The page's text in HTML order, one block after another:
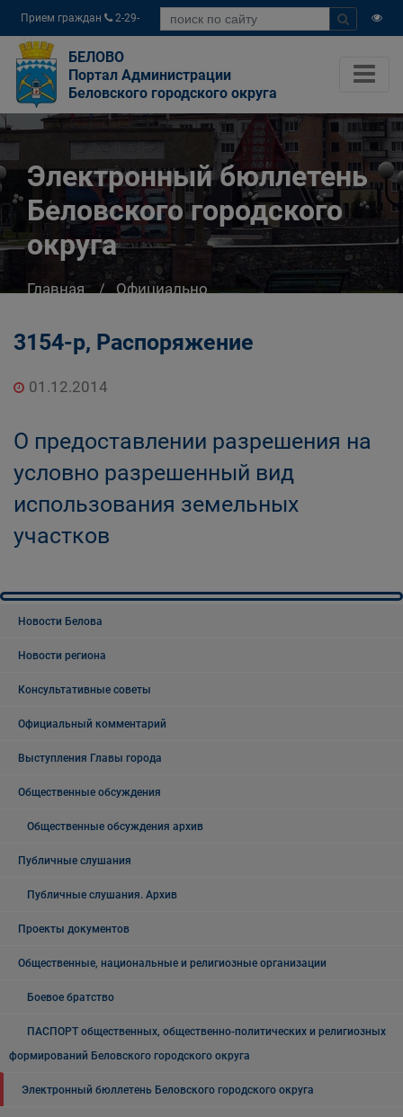
Прием граждан
2-29-
04
БЕЛОВО
Портал Администрации
Беловского городского округа
Электронный бюллетень
Беловского городского
округа
Главная
Официально
городского округа
3154-р, Распоряжение
01.12.2014
О предоставлении разрешения на
условно разрешенный вид
использования земельных
участков
Новости Белова
Новости региона
Консультативные советы
Официальный комментарий
Выступления Главы города
Общественные обсуждения
Общественные обсуждения архив
Публичные слушания
Публичные слушания. Архив
Проекты документов
Общественные, национальные и религиозные организации
Боевое братство
ПАСПОРТ общественных, общественно-политических и религиозных
формирований Беловского городского округа
Электронный бюллетень Беловского городского округа